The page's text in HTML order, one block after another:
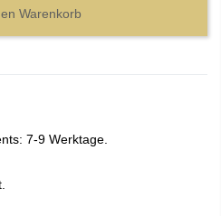
Warenkorb
7-9 Werktage.